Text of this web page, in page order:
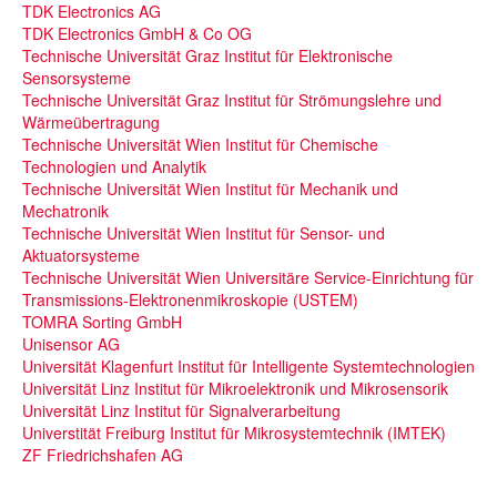
TDK Electronics AG
TDK Electronics GmbH & Co OG
Technische Universität Graz Institut für Elektronische
Sensorsysteme
Technische Universität Graz Institut für Strömungslehre und
Wärmeübertragung
Technische Universität Wien Institut für Chemische
Technologien und Analytik
Technische Universität Wien Institut für Mechanik und
Mechatronik
Technische Universität Wien Institut für Sensor- und
Aktuatorsysteme
Technische Universität Wien Universitäre Service-Einrichtung für
Transmissions-Elektronenmikroskopie (USTEM)
TOMRA Sorting GmbH
Unisensor AG
Universität Klagenfurt Institut für Intelligente Systemtechnologien
Universität Linz Institut für Mikroelektronik und Mikrosensorik
Universität Linz Institut für Signalverarbeitung
Universtität Freiburg Institut für Mikrosystemtechnik (IMTEK)
ZF Friedrichshafen AG